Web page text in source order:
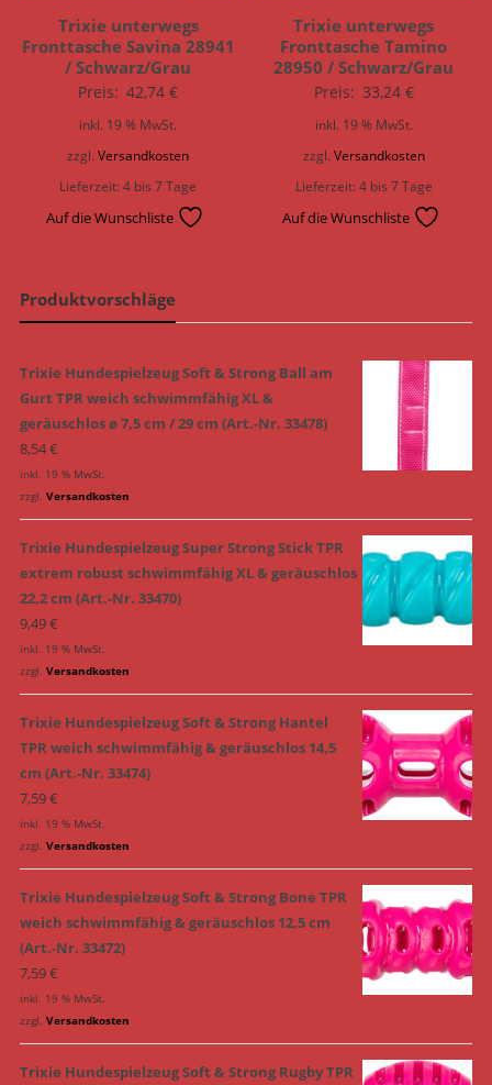
Trixie unterwegs
Fronttasche Savina 28941
/ Schwarz/Grau
Preis: 42,74€
inkl. 19 % MwSt.
zzgl.Versandkosten
Lieferzeit:4 bis 7 Tage
Auf die Wunschliste
Trixie unterwegs
Fronttasche Tamino
28950 / Schwarz/Grau
Preis: 33,24 €
inkl. 19 % MwSt.
zzgl. Versandkosten
Lieferzeit:4 bis 7 Tage
Auf die Wunschliste
Produktvorschläge
Trixie Hundespielzeug Soft & Strong Ball am
Gurt TPR weich schwimmfähig XL &
geräuschlos ø 7,5 cm / 29 cm (Art.-Nr. 33478)
8,54€
inkl. 19 % MwSt.
zzgl. Versandkosten
Trixie Hundespielzeug Super Strong Stick TPR
extrem robust schwimmfähig XL & geräuschlos
22,2 cm (Art.-Nr. 33470)
9,49€
inkl. 19 % MwSt.
zzgl. Versandkosten
Trixie Hundespielzeug Soft & Strong Hantel
TPR weich schwimmfähig & geräuschlos 14,5
cm (Art.-Nr. 33474)
7,59€
inkl. 19 % MwSt.
zzgl. Versandkosten
Trixie Hundespielzeug Soft & Strong Bone TPR
weich schwimmfähig & geräuschlos 12,5 cm
(Art.-Nr. 33472)
7,59€
inkl. 19 % MwSt.
zzgl. Versandkosten
Trixie Hundespielzeug Soft & Strong Rugby TPR